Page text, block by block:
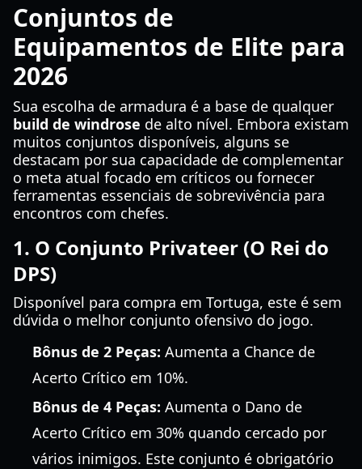
Conjuntos de
Equipamentos de Elite para
2026
Sua escolha de armadura é a base de qualquer
build de windrose de alto nível. Embora existam
muitos conjuntos disponíveis, alguns se
destacam por sua capacidade de complementar
o meta atual focado em críticos ou fornecer
ferramentas essenciais de sobrevivência para
encontros com chefes.
1. O Conjunto Privateer (O Rei do
DPS)
Disponível para compra em Tortuga, este é sem
dúvida o melhor conjunto ofensivo do jogo.
Bônus de 2 Peças: Aumenta a Chance de
Acerto Crítico em 10%.
Bônus de 4 Peças: Aumenta o Dano de
Acerto Crítico em 30% quando cercado por
vários inimigos. Este conjunto é obrigatório